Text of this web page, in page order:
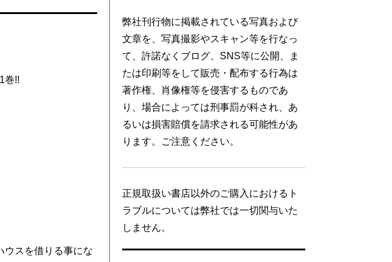
巻!!
ウスを借りる事にな
弊社刊行物に掲載されている写真および
文章を、写真撮影やスキャン等を行なっ
て、許諾なくブログ、SNS等に公開、ま
たは印刷等をして販売・配布する行為は
著作権、肖像権等を侵害するものであ
り、場合によっては刑事罰が科され、あ
るいは損害賠償を請求される可能性があ
ります。ご注意ください。
正規取扱い書店以外のご購入におけるト
ラブルについては弊社では一切関与いた
しません。